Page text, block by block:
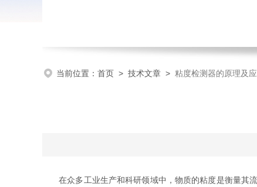
当前位置： 首页 > 技术文章 > 粘度检测器的原理及
在众多工业生产和科研领域中，物质的粘度是衡量其流